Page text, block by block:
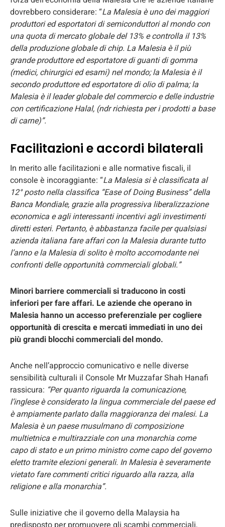
dovrebbero considerare: “La Malesia è uno dei maggiori
produttori ed esportatori di semiconduttori al mondo con
una quota di mercato globale del 13% e controlla il 13%
della produzione globale di chip. La Malesia è il più
grande produttore ed esportatore di guanti di gomma
(medici, chirurgici ed esami) nel mondo; la Malesia è il
secondo produttore ed esportatore di olio di palma; la
Malesia è il leader globale del commercio e delle industrie
con certificazione Halal, (ndr richiesta per i prodotti a base
di carne)”.
Facilitazioni e accordi bilaterali
In merito alle facilitazioni e alle normative fiscali, il
console è incoraggiante: “La Malesia si è classificata al
12° posto nella classifica “Ease of Doing Business” della
Banca Mondiale, grazie alla progressiva liberalizzazione
economica e agli interessanti incentivi agli investimenti
diretti esteri. Pertanto, è abbastanza facile per qualsiasi
azienda italiana fare affari con la Malesia durante tutto
l’anno e la Malesia di solito è molto accomodante nei
confronti delle opportunità commerciali globali.”
Minori barriere commerciali si traducono in costi
inferiori per fare affari. Le aziende che operano in
Malesia hanno un accesso preferenziale per cogliere
opportunità di crescita e mercati immediati in uno dei
più grandi blocchi commerciali del mondo.
Anche nell’approccio comunicativo e nelle diverse
sensibilità culturali il Console Mr Muzzafar Shah Hanafi
rassicura: “Per quanto riguarda la comunicazione,
l’inglese è considerato la lingua commerciale del paese ed
è ampiamente parlato dalla maggioranza dei malesi. La
Malesia è un paese musulmano di composizione
multietnica e multirazziale con una monarchia come
capo di stato e un primo ministro come capo del governo
eletto tramite elezioni generali. In Malesia è severamente
vietato fare commenti critici riguardo alla razza, alla
religione e alla monarchia”.
Sulle iniziative che il governo della Malaysia ha